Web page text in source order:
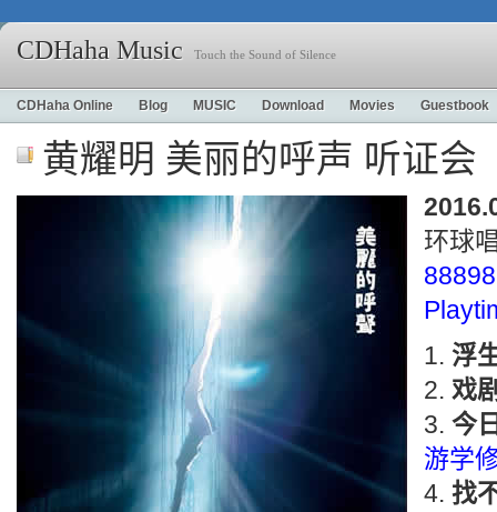
CDHaha Music Touch the Sound of Silence
CDHaha Online Blog MUSIC Download Movies Guestbook
黄耀明 美丽的呼声 听证会
环球
浮
戏
今
游学
找